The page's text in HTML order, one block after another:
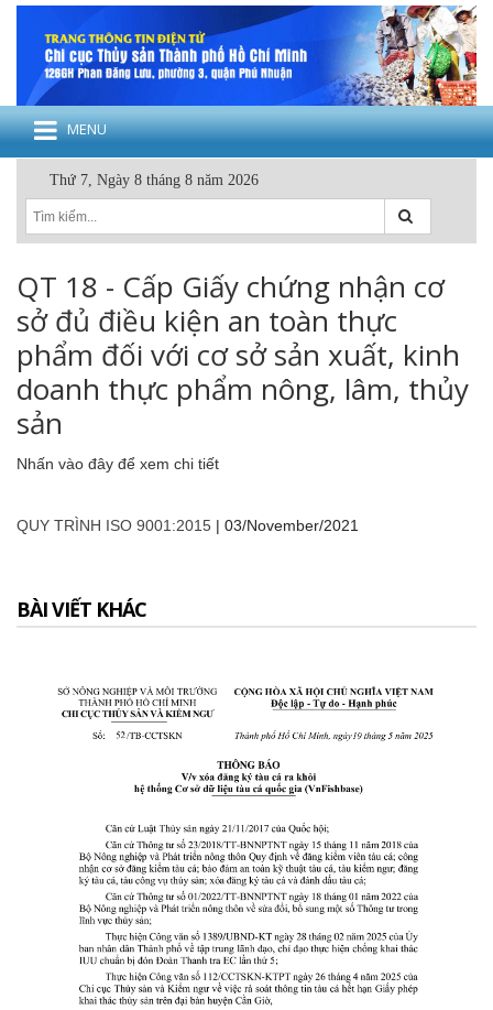
MENU
Thứ 7, Ngày 8 tháng 8 năm 2026
QT 18 - Cấp Giấy chứng nhận cơ
sở đủ điều kiện an toàn thực
phẩm đối với cơ sở sản xuất, kinh
doanh thực phẩm nông, lâm, thủy
sản
Nhấn vào đây để xem chi tiết
QUY TRÌNH ISO 9001:2015 | 03/November/2021
BÀI VIẾT KHÁC